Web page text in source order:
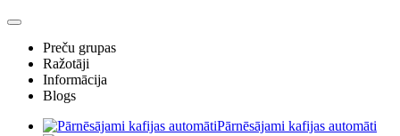
Preču grupas
Ražotāji
Informācija
Blogs
Pārnēsājami kafijas automāti